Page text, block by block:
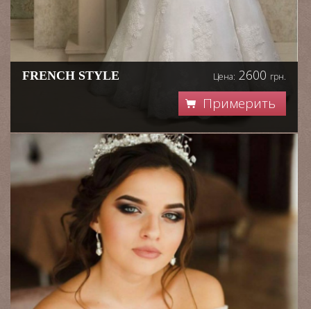
FRENCH STYLE Цена: 2600 грн.
Примерить